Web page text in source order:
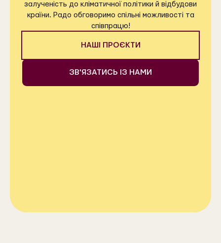
залученість до кліматичної політики й відбудови
країни. Радо обговоримо спільні можливості та
співпрацю!
НАШІ ПРОЄКТИ
ЗВ'ЯЗАТИСЬ ІЗ НАМИ